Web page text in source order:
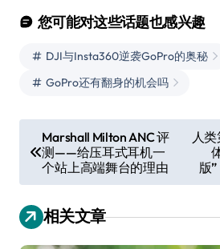
您可能对这些话题也感兴趣
DJI与Insta360逆袭GoPro的奥秘
GoPro还有翻身的机会吗
章
导
航
Marshall Milton ANC 评
测——给压耳式耳机一
个站上高端舞台的理由
人
版
相关文章